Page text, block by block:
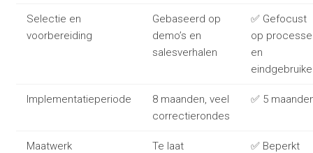
Selectie en
voorbereiding
Gebaseerd op
demo’s en
salesverhalen
✅ Gefocust
op
en
Implementatieperiode
8 maanden, veel
correctierondes
✅ 5
Maatwerk
Te laat
✅ Beperkt